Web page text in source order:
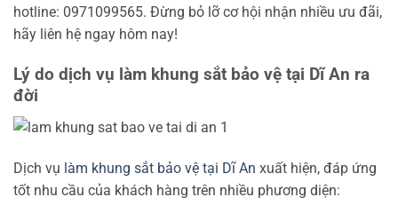
hotline: 0971099565. Đừng bỏ lỡ cơ hội nhận nhiều ưu đãi,
hãy liên hệ ngay hôm nay!
Lý do dịch vụ làm khung sắt bảo vệ tại Dĩ An ra
đời
Dịch vụ làm khung sắt bảo vệ tại Dĩ An xuất hiện, đáp ứng
tốt nhu cầu của khách hàng trên nhiều phương diện: